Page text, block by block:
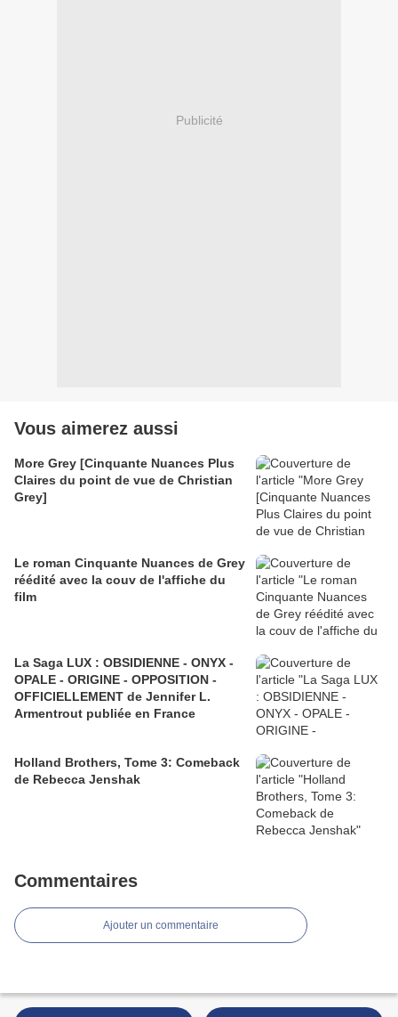
Publicité
Vous aimerez aussi
More Grey [Cinquante Nuances Plus
Claires du point de vue de Christian
Grey]
Le roman Cinquante Nuances de Grey
réédité avec la couv de l'affiche du
film
La Saga LUX : OBSIDIENNE - ONYX -
OPALE - ORIGINE - OPPOSITION -
OFFICIELLEMENT de Jennifer L.
Armentrout publiée en France
Holland Brothers, Tome 3: Comeback
de Rebecca Jenshak
Commentaires
Ajouter un commentaire